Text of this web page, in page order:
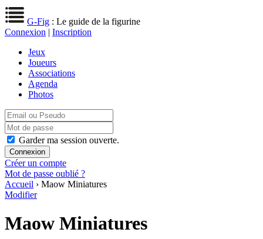
G-Fig : Le guide de la figurine
Connexion | Inscription
Jeux
Joueurs
Associations
Agenda
Photos
Garder ma session ouverte.
Créer un compte
Mot de passe oublié ?
Accueil › Maow Miniatures
Modifier
Maow Miniatures